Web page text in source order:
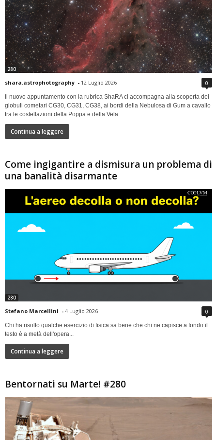
280
shara.astrophotography - 12 Luglio 2026 0
Il nuovo appuntamento con la rubrica ShaRA ci accompagna alla scoperta dei
globuli cometari CG30, CG31, CG38, ai bordi della Nebulosa di Gum a cavallo
tra le costellazioni della Poppa e della Vela
Continua a leggere
Come ingigantire a dismisura un problema di
una banalità disarmante
280
Stefano Marcellini - 4 Luglio 2026 0
Chi ha risolto qualche esercizio di fisica sa bene che chi ne capisce a fondo il
testo è a metà dell'opera...
Continua a leggere
Bentornati su Marte! #280